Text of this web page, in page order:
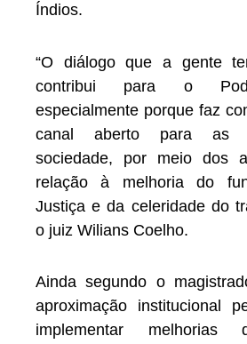
Índios.
“O diálogo que a gente
contribui para o
especialmente porque faz
canal aberto para as
sociedade, por meio dos
relação à melhoria do
Justiça e da celeridade do
o juiz Wilians Coelho.
Ainda segundo o
aproximação institucional
implementar melhorias